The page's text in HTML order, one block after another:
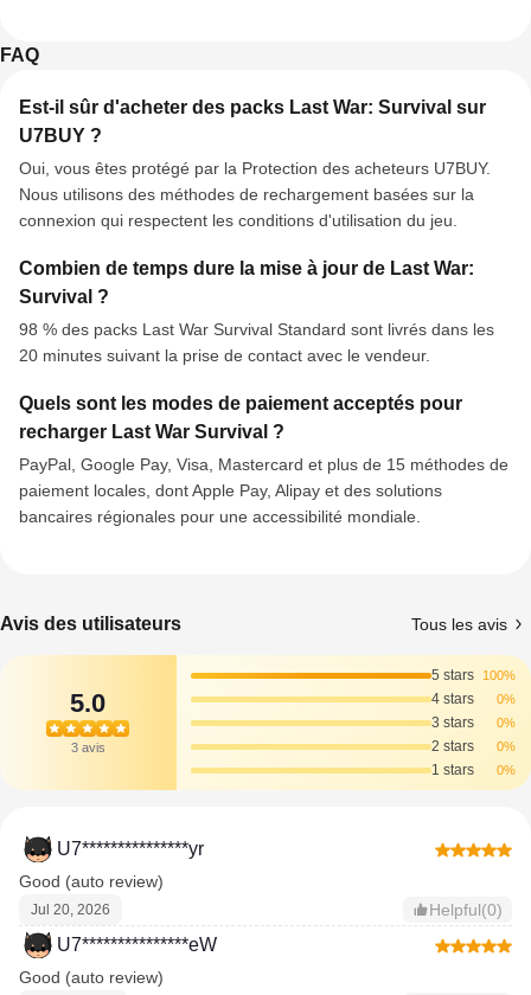
FAQ
Est-il sûr d'acheter des packs Last War: Survival sur
U7BUY ?
Oui, vous êtes protégé par la Protection des acheteurs U7BUY.
Nous utilisons des méthodes de rechargement basées sur la
connexion qui respectent les conditions d'utilisation du jeu.
Combien de temps dure la mise à jour de Last War:
Survival ?
98 % des packs Last War Survival Standard sont livrés dans les
20 minutes suivant la prise de contact avec le vendeur.
Quels sont les modes de paiement acceptés pour
recharger Last War Survival ?
PayPal, Google Pay, Visa, Mastercard et plus de 15 méthodes de
paiement locales, dont Apple Pay, Alipay et des solutions
bancaires régionales pour une accessibilité mondiale.
Avis des utilisateurs Tous les avis
5.0
3 avis
5 stars 100%
4 stars 0%
3 stars 0%
2 stars 0%
1 stars 0%
U7***************yr
Good (auto review)
Jul 20, 2026 Helpful(0)
U7***************eW
Good (auto review)